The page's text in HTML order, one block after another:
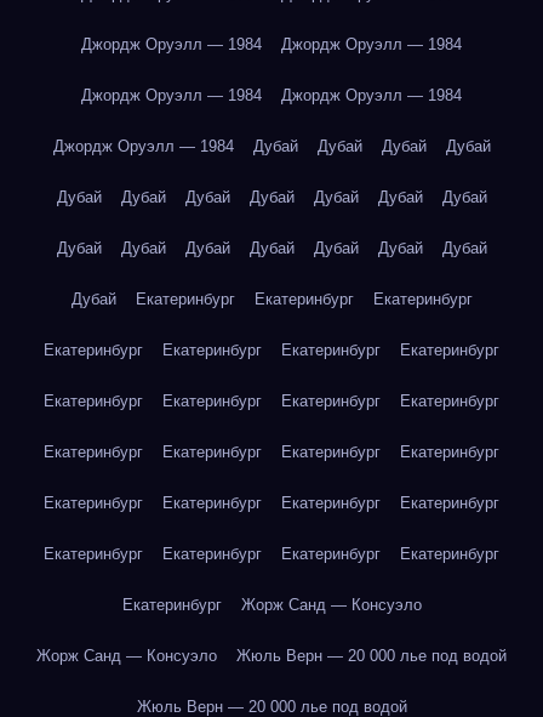
Джордж Оруэлл — 1984 Джордж Оруэлл — 1984
Джордж Оруэлл — 1984 Джордж Оруэлл — 1984
Джордж Оруэлл — 1984 Дубай Дубай Дубай Дубай
Дубай Дубай Дубай Дубай Дубай Дубай Дубай
Дубай Дубай Дубай Дубай Дубай Дубай Дубай
Дубай Екатеринбург Екатеринбург Екатеринбург
Екатеринбург Екатеринбург Екатеринбург Екатеринбург
Екатеринбург Екатеринбург Екатеринбург Екатеринбург
Екатеринбург Екатеринбург Екатеринбург Екатеринбург
Екатеринбург Екатеринбург Екатеринбург Екатеринбург
Екатеринбург Екатеринбург Екатеринбург Екатеринбург
Екатеринбург Жорж Санд — Консуэло
Жорж Санд — Консуэло Жюль Верн — 20 000 лье под водой
Жюль Верн — 20 000 лье под водой